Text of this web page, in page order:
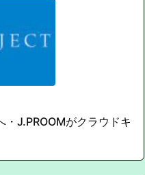
・J.PROOMがクラウドキ